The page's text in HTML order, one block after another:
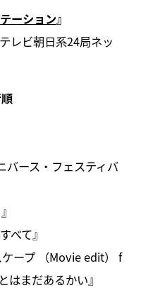
ーション』
レビ朝日系24局ネッ
バース・フェスティバ
べて』
ケープ （Movie edit） f
まだあるかい』